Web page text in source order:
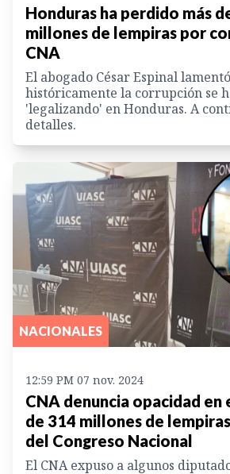
Honduras ha perdido más
millones de lempiras por
CNA
El abogado César Espinal
históricamente la corrupción se
'legalizando' en Honduras. A
detalles.
NACIONALES
12:59 PM 07 nov. 2024
CNA denuncia opacidad en
de 314 millones de
del Congreso Nacional
El CNA expuso a algunos